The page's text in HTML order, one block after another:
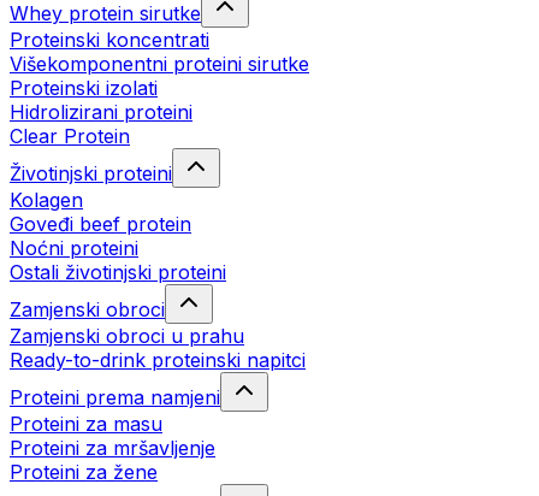
Whey protein sirutke
Proteinski koncentrati
Višekomponentni proteini sirutke
Proteinski izolati
Hidrolizirani proteini
Clear Protein
Životinjski proteini
Kolagen
Goveđi beef protein
Noćni proteini
Ostali životinjski proteini
Zamjenski obroci
Zamjenski obroci u prahu
Ready-to-drink proteinski napitci
Proteini prema namjeni
Proteini za masu
Proteini za mršavljenje
Proteini za žene